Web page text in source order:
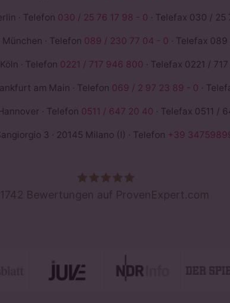
· Telefon 030 / 25 76 17 98 - 0 · Telefax 030 / 25
· Telefon 089 / 230 77 04 - 0 · Telefax
· Telefon 0221 / 717 946 800 · Telefax 0221 /
am Main · Telefon 069 / 2 97 23 89 - 0 ·
· Telefon 0511 / 647 20 40 · Telefax 0511 /
3 · 20145 Milano (I) · Telefon +39
1742 Bewertungen auf ProvenExpert.com